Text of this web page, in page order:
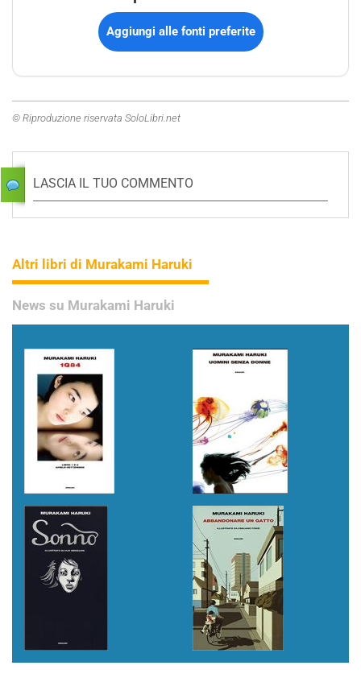
Aggiungi alle fonti preferite
© Riproduzione riservata SoloLibri.net
LASCIA IL TUO COMMENTO
Altri libri di Murakami Haruki
News su Murakami Haruki